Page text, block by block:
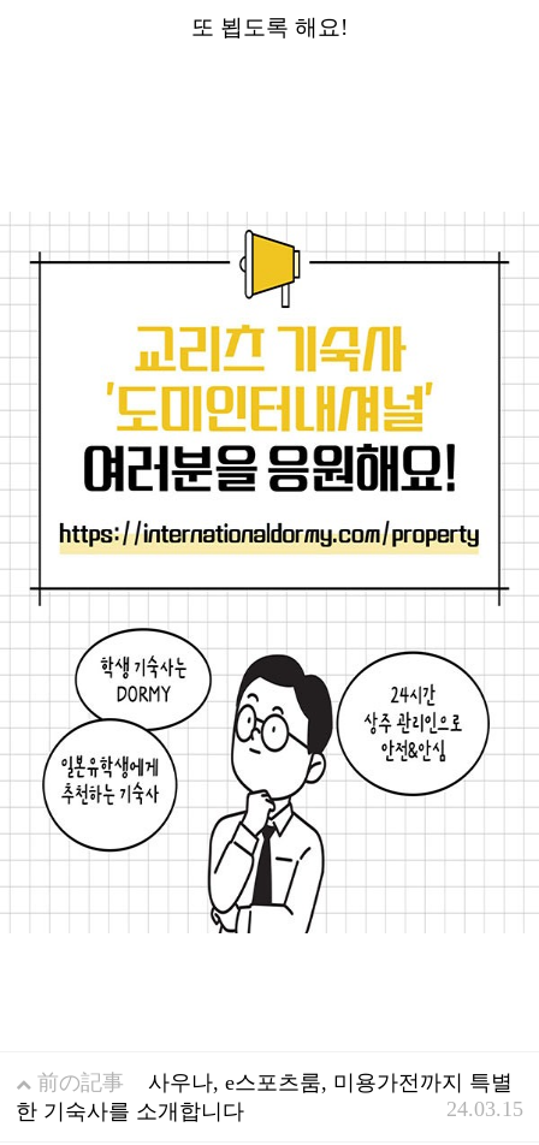
또 뵙도록 해요!
前の記事
사우나, e스포츠룸, 미용가전까지 특별
한 기숙사를 소개합니다
24.03.15